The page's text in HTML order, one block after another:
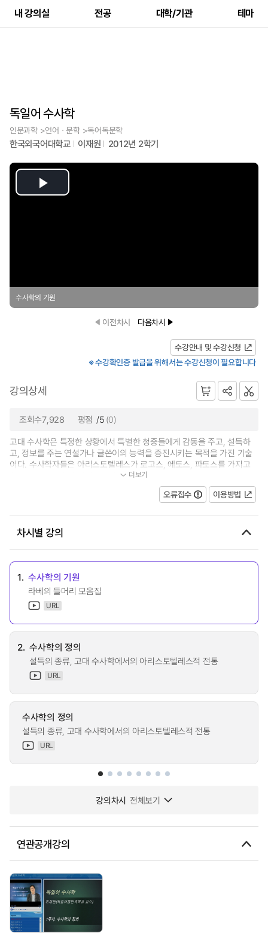
내 강의실 전공 대학/기관 테마
독일어 수사학
인문과학 >언어ㆍ문학 >독어독문학
한국외국어대학교 이재원 2012년 2학기
Play
수사학의 기원
이전차시 다음차시
수강안내 및 수강신청
※ 수강확인증 발급을 위해서는 수강신청이 필요합니다
강의상세
조회수7,928 평점 /5 (0)
고대 수사학은 특정한 상황에서 특별한 청중들에게 감동을 주고, 설득하
고, 정보를 주는 연설가나 글쓴이의 능력을 증진시키는 목적을 가진 기술
이다. 수사학자들은 아리스토텔레스가 로고스, 에토스, 파토스를 가지고
청중을 설득시킨 것 처럼, 특정한 상황...
더보기
오류접수 이용방법
차시별 강의
1. 수사학의 기원
라베의 들머리 모음집
URL
2. 수사학의 정의
설득의 종류, 고대 수사학에서의 아리스토텔레스적 전통
URL
수사학의 정의
설득의 종류, 고대 수사학에서의 아리스토텔레스적 전통
URL
강의차시 전체보기
연관공개강의